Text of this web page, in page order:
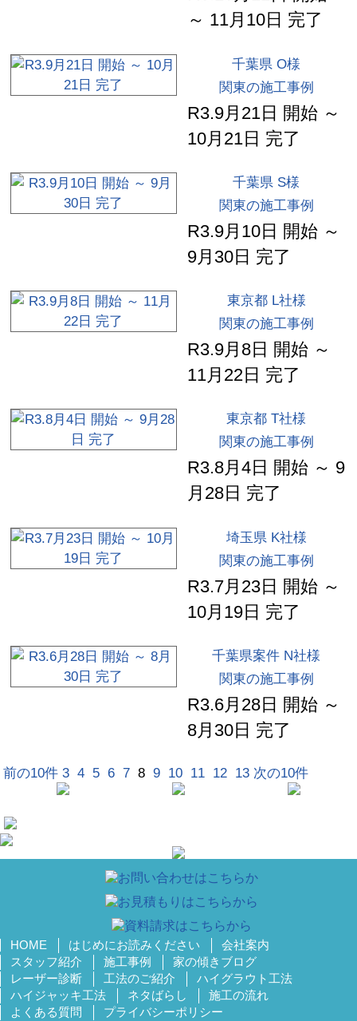
～ 11月10日 完了
千葉県 O様
関東の施工事例
R3.9月21日 開始 ～
10月21日 完了
千葉県 S様
関東の施工事例
R3.9月10日 開始 ～
9月30日 完了
東京都 L社様
関東の施工事例
R3.9月8日 開始 ～
11月22日 完了
東京都 T社様
関東の施工事例
R3.8月4日 開始 ～ 9
月28日 完了
埼玉県 K社様
関東の施工事例
R3.7月23日 開始 ～
10月19日 完了
千葉県案件 N社様
関東の施工事例
R3.6月28日 開始 ～
8月30日 完了
前の10件 3 4 5 6 7 8 9 10 11 12 13 次の10件
HOME はじめにお読みください
会社案内
スタッフ紹介
施工事例
家の傾きブログ
レーザー診断
工法のご紹介
ハイグラウト工法
ハイジャッキ工法
ネタばらし
施工の流れ
よくある質問
プライバシーポリシー